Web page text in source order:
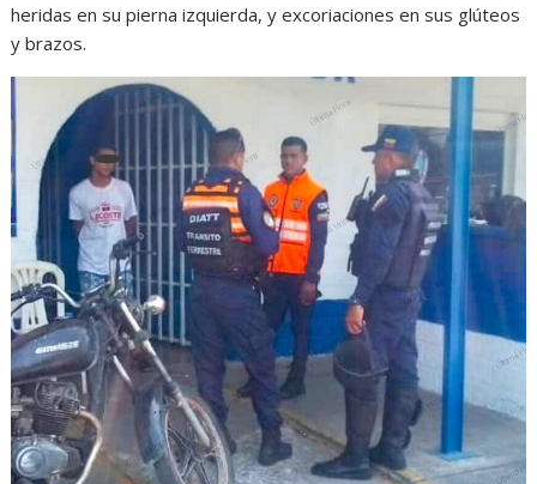
heridas en su pierna izquierda, y excoriaciones en sus glúteos
y brazos.